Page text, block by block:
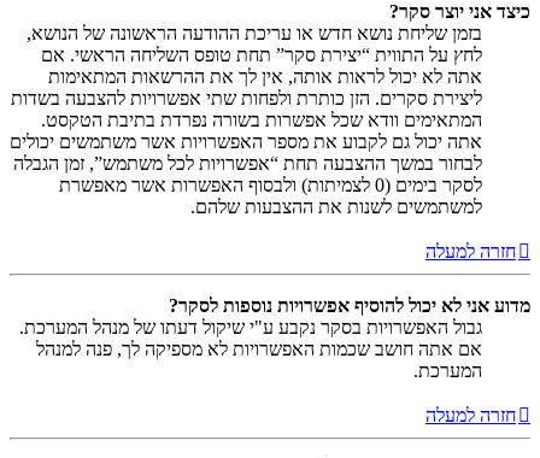
כיצד אני יוצר סקר?
בזמן שליחת נושא חדש או עריכת ההודעה הראשונה של הנושא,
לחץ על התווית “יצירת סקר” תחת טופס השליחה הראשי. אם
אתה לא יכול לראות אותה, אין לך את ההרשאות המתאימות
ליצירת סקרים. הזן כותרת ולפחות שתי אפשרויות להצבעה בשדות
המתאימים וודא שכל אפשרות בשורה נפרדת בתיבת הטקסט.
אתה יכול גם לקבוע את מספר האפשרויות אשר משתמשים יכולים
לבחור במשך ההצבעה תחת “אפשרויות לכל משתמש”, זמן הגבלה
לסקר בימים (0 לצמיתות) ולבסוף האפשרות אשר מאפשרת
למשתמשים לשנות את ההצבעות שלהם.
חזרה למעלה
מדוע אני לא יכול להוסיף אפשרויות נוספות לסקר?
גבול האפשרויות בסקר נקבע ע"י שיקול דעתו של מנהל המערכת.
אם אתה חושב שכמות האפשרויות לא מספיקה לך, פנה למנהל
המערכת.
חזרה למעלה